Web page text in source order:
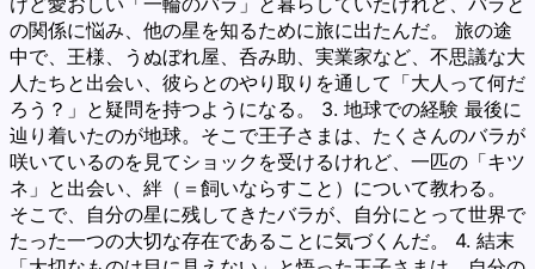
の関係に悩み、他の星を知るために旅に出たんだ。 旅の途
中で、王様、うぬぼれ屋、呑み助、実業家など、不思議な大
人たちと出会い、彼らとのやり取りを通して「大人って何だ
ろう？」と疑問を持つようになる。 3. 地球での経験 最後に
辿り着いたのが地球。そこで王子さまは、たくさんのバラが
咲いているのを見てショックを受けるけれど、一匹の「キツ
ネ」と出会い、絆（＝飼いならすこと）について教わる。
そこで、自分の星に残してきたバラが、自分にとって世界で
たった一つの大切な存在であることに気づくんだ。 4. 結末